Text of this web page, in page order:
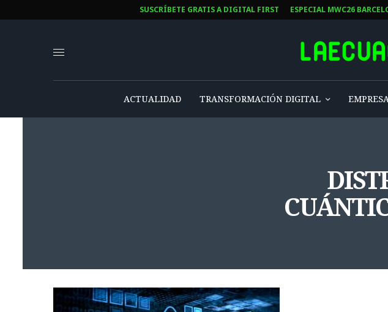
SUSCRÍBETE GRATIS A DIGITAL FIRST ESPECIAL MWC26
ACTUALIDAD TRANSFORMACIÓN DIGITAL